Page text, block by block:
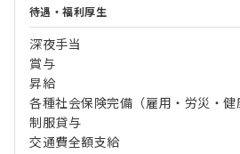
待遇・福利厚生
深夜手当
賞与
昇給
各種社会保険完備（雇用・労災・健
制服貸与
交通費全額支給